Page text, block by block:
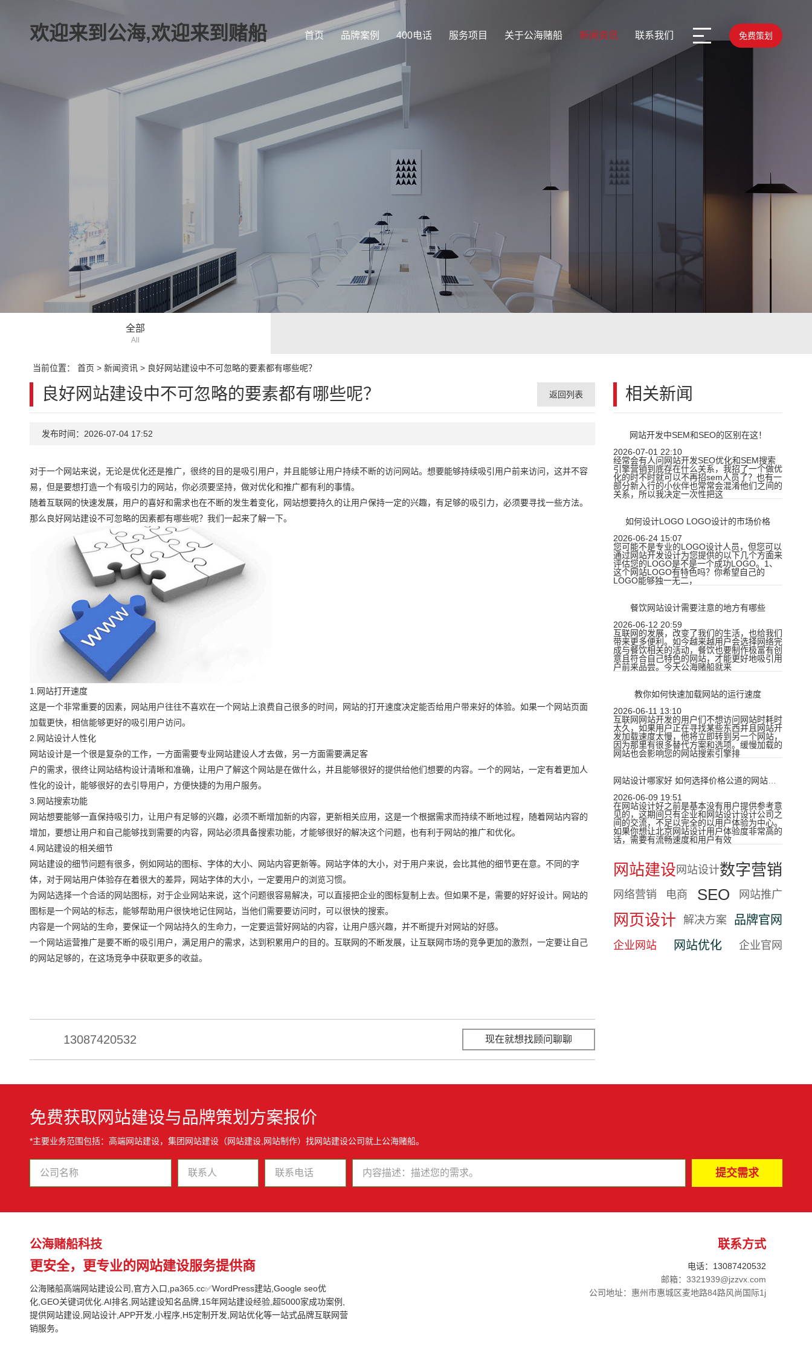
欢迎来到公海,欢迎来到赌船 首页 品牌案例 400电话 服务项目 关于公海赌船 新闻资讯 联系我们 免费策划
全部
All
当前位置： 首页 > 新闻资讯> 良好网站建设中不可忽略的要素都有哪些呢？
相关新闻
网站开发中SEM和SEO的区别在这！
2026-07-01 22:10
经常会有人问网站开发SEO优化和SEM搜索
引擎营销到底存在什么关系，我招了一个做优
化的时不时就可以不再招sem人员了？也有一
部分新入行的小伙伴也常常会混淆他们之间的
关系，所以我决定一次性把这
如何设计LOGO LOGO设计的市场价格
2026-06-24 15:07
您可能不是专业的LOGO设计人员，但您可以
通过网站开发设计为您提供的以下几个方面来
评估您的LOGO是不是一个成功LOGO。1、
这个网站LOGO有特色吗？你希望自己的
LOGO能够独一无二，
餐饮网站设计需要注意的地方有哪些
2026-06-12 20:59
互联网的发展，改变了我们的生活，也给我们
带来更多便利。如今越来越用户会选择网络完
成与餐饮相关的活动，餐饮也要制作极富有创
意且符合自己特色的网站，才能更好地吸引用
户前来品尝。今天公海赌船就来
教你如何快速加载网站的运行速度
2026-06-11 13:10
互联网网站开发的用户们不想访问网站时耗时
太久，如果用户正在寻找某些东西并且网站开
发加载速度太慢，他将立即转到另一个网站，
因为那里有很多替代方案和选项。缓慢加载的
网站也会影响您的网站搜索引擎排
2026-06-09 19:51
在网站设计好之前是基本没有用户提供参考意
见的，这期间只有企业和网站设计设计公司之
间的交流，不足以完全的以用户体验为中心。
如果你想让北京网站设计用户体验度非常高的
话，需要有流畅速度和用户有效
网站建设 网站设计数字营销
网络营销 电商 SEO 网站推广
网页设计 解决方案 品牌官网
企业网站 网站优化 企业官网
良好网站建设中不可忽略的要素都有哪些呢？ 返回列表
发布时间：2026-07-04 17:52
对于一个网站来说，无论是优化还是推广，很终的目的是吸引用户，并且能够让用户持续不断的访问网站。想要能够持续吸引用户前来访问，这并不容
易，但是要想打造一个有吸引力的网站，你必须要坚持，做对优化和推广都有利的事情。
随着互联网的快速发展，用户的喜好和需求也在不断的发生着变化，网站想要持久的让用户保持一定的兴趣，有足够的吸引力，必须要寻找一些方法。
那么良好网站建设不可忽略的因素都有哪些呢？我们一起来了解一下。
1.网站打开速度
这是一个非常重要的因素，网站用户往往不喜欢在一个网站上浪费自己很多的时间，网站的打开速度决定能否给用户带来好的体验。如果一个网站页面
加载更快，相信能够更好的吸引用户访问。
2.网站设计人性化
网站设计是一个很是复杂的工作，一方面需要专业网站建设人才去做，另一方面需要满足客
户的需求，很终让网站结构设计清晰和准确，让用户了解这个网站是在做什么，并且能够很好的提供给他们想要的内容。一个的网站，一定有着更加人
性化的设计，能够很好的去引导用户，方便快捷的为用户服务。
3.网站搜索功能
网站想要能够一直保持吸引力，让用户有足够的兴趣，必须不断增加新的内容，更新相关应用，这是一个根据需求而持续不断地过程，随着网站内容的
增加，要想让用户和自己能够找到需要的内容，网站必须具备搜索功能，才能够很好的解决这个问题，也有利于网站的推广和优化。
4.网站建设的相关细节
网站建设的细节问题有很多，例如网站的图标、字体的大小、网站内容更新等。网站字体的大小，对于用户来说，会比其他的细节更在意。不同的字
体，对于网站用户体验存在着很大的差异，网站字体的大小，一定要用户的浏览习惯。
为网站选择一个合适的网站图标，对于企业网站来说，这个问题很容易解决，可以直接把企业的图标复制上去。但如果不是，需要的好好设计。网站的
图标是一个网站的标志，能够帮助用户很快地记住网站，当他们需要要访问时，可以很快的搜索。
内容是一个网站的生命，要保证一个网站持久的生命力，一定要运营好网站的内容，让用户感兴趣，并不断提升对网站的好感。
一个网站运营推广是要不断的吸引用户，满足用户的需求，达到积累用户的目的。互联网的不断发展，让互联网市场的竞争更加的激烈，一定要让自己
的网站足够的，在这场竞争中获取更多的收益。
13087420532 现在就想找顾问聊聊
免费获取网站建设与品牌策划方案报价
*主要业务范围包括：高端网站建设，集团网站建设（网站建设,网站制作）找网站建设公司就上公海赌船。
公海赌船科技
更安全，更专业的网站建设服务提供商
公海赌船高端网站建设公司,官方入口,pa365.cc✅WordPress建站,Google seo优
化,GEO关键词优化.AI排名,网站建设知名品牌,15年网站建设经验,超5000家成功案例,
提供网站建设,网站设计,APP开发,小程序,H5定制开发,网站优化等一站式品牌互联网营
销服务。
联系方式
电话：13087420532
邮箱：3321939@jzzvx.com
公司地址：惠州市惠城区麦地路84路风尚国际1j